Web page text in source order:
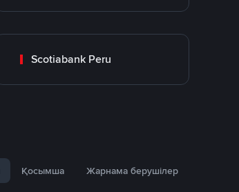
Scotiabank Peru
Қосымша Жарнама берушілер